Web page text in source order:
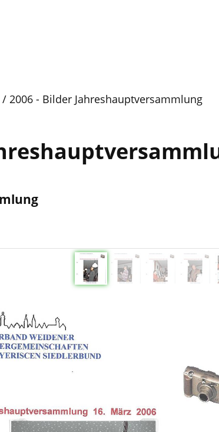
2006 - Bilder Jahreshauptversammlung